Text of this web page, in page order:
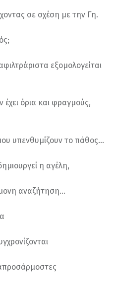
σε σχέση με την Γη.
εξομολογείται
όρια και φραγμούς,
υπενθυμίζουν το πάθος…
η αγέλη,
αναζήτηση…